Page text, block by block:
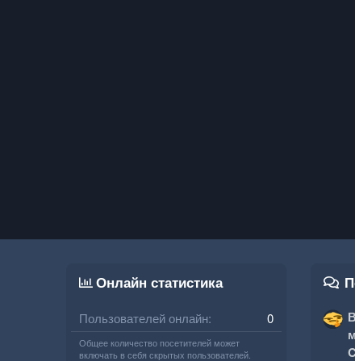
Онлайн статистика
Пользователей онлайн 0
Общее количество посетителей может
включать в себя скрытых пользователей.